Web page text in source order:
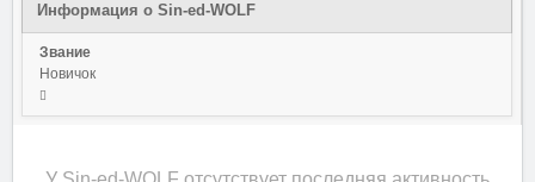
Информация о Sin-ed-WOLF
Звание
Новичок